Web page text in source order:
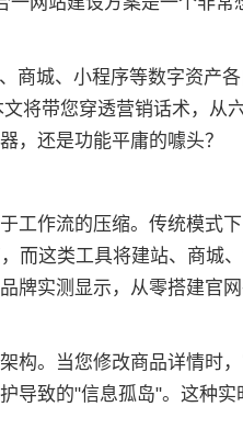
商城、小程序等数字资产
将带您穿透营销话术，从
还是功能平庸的噱头？
工作流的压缩。传统模式
而这类工具将建站、商城
牌实测显示，从零搭建官
构。当您修改商品详情时
导致的"信息孤岛"。这种